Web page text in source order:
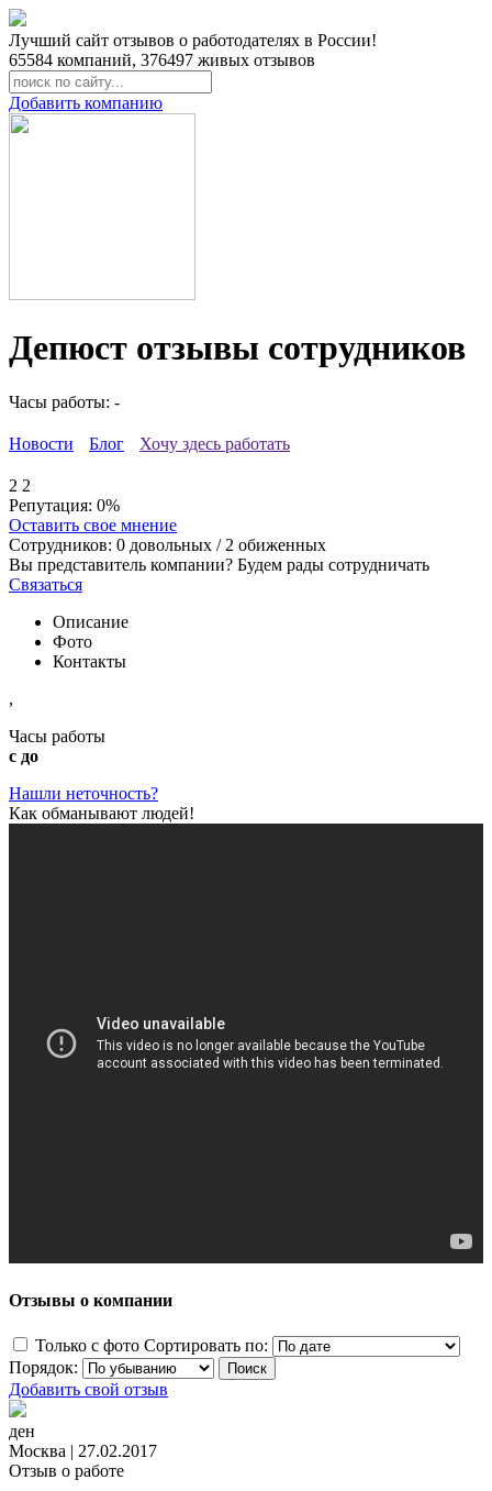
Лучший сайт отзывов о работодателях в России!
65584 компаний, 376497 живых отзывов
Добавить компанию
Депюст отзывы сотрудников
Часы работы: -
Новости Блог Хочу здесь работать
2 2
Репутация: 0%
Оставить свое мнение
Сотрудников: 0 довольных / 2 обиженных
Вы представитель компании? Будем рады сотрудничать
Связаться
Описание
Фото
Контакты
,
Часы работы
с до
Нашли неточность?
Как обманывают людей!
Отзывы о компании
Только с фото Сортировать по:
Порядок:
Добавить свой отзыв
ден
Москва | 27.02.2017
Отзыв о работе